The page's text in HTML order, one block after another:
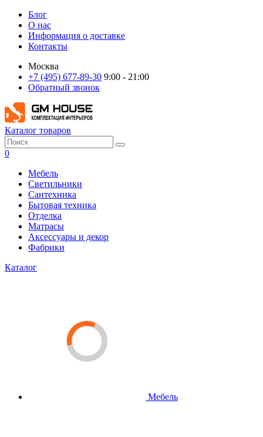
Блог
О нас
Информация о доставке
Контакты
Москва
+7 (495) 677-89-30 9:00 - 21:00
Обратный звонок
Каталог товаров
0
Мебель
Светильники
Сантехника
Бытовая техника
Отделка
Матрасы
Аксессуары и декор
Фабрики
Каталог
Мебель